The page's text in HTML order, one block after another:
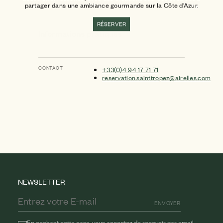
Informations pratiques
CONTACT
+33(0)4 94 17 71 71
reservation.sainttropez@airelles.com
partager dans une ambiance gourmande sur la Côte d’Azur.
RÉSERVER
NEWSLETTER
ENVOYER